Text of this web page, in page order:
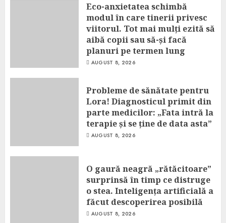
Eco-anxietatea schimbă
modul în care tinerii privesc
viitorul. Tot mai mulți ezită să
aibă copii sau să-și facă
planuri pe termen lung
AUGUST 8, 2026
Probleme de sănătate pentru
Lora! Diagnosticul primit din
parte medicilor: „Fata intră la
terapie și se ține de data asta”
AUGUST 8, 2026
O gaură neagră „rătăcitoare”
surprinsă în timp ce distruge
o stea. Inteligența artificială a
făcut descoperirea posibilă
AUGUST 8, 2026